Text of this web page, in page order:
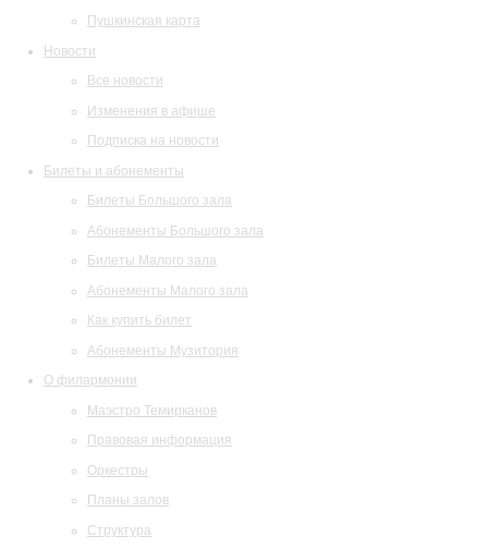
Пушкинская карта
Новости
Все новости
Изменения в афише
Подписка на новости
Билеты и абонементы
Билеты Большого зала
Абонементы Большого зала
Билеты Малого зала
Абонементы Малого зала
Как купить билет
Абонементы Музитория
О филармонии
Маэстро Темирканов
Правовая информация
Оркестры
Планы залов
Структура